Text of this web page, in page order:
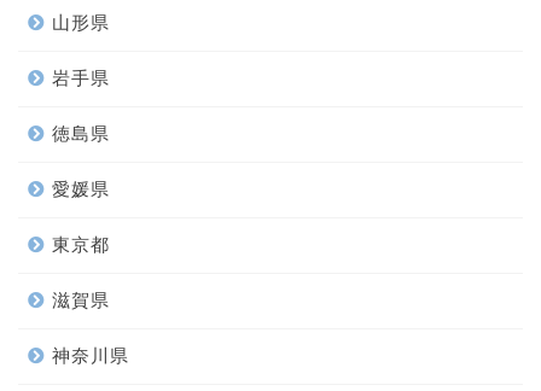
山形県
岩手県
徳島県
愛媛県
東京都
滋賀県
神奈川県